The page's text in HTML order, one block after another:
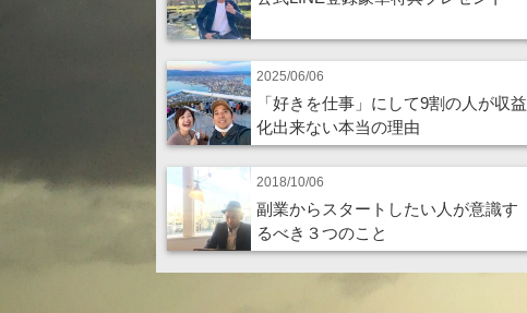
2025/06/06
「好きを仕事」にして9割の人が収益
化出来ない本当の理由
2018/10/06
副業からスタートしたい人が意識す
るべき３つのこと